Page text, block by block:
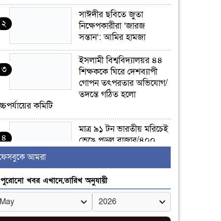
২
সাঈদীর ছবিতে জুতা
নিক্ষেপকারীরা ‘জারজ
সন্তান’: আমির হামজা
৩
ইসলামী বিশ্ববিদ্যালয়র ৪৪
শিক্ষককে ঘিরে দেশব্যাপী
গোপন তৎপরতার অভিযোগ/
তদন্তে গঠিত হলো
কমিটি
৪
মাত্র ৯১ টন ভারতীয় মরিচেই
ভেঙে পড়ল বাজার/৪০০
৫
জুলাই আন্দোলন ছিল
সম্মিলিত, লক্ষ্য হওয়া উচিত
ঐক্য ও রাষ্ট্রগঠন
আমরা
পুরোনো খবর এখানে,তারিখ অনুযায়ী